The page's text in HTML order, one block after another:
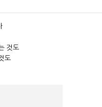
것도
도